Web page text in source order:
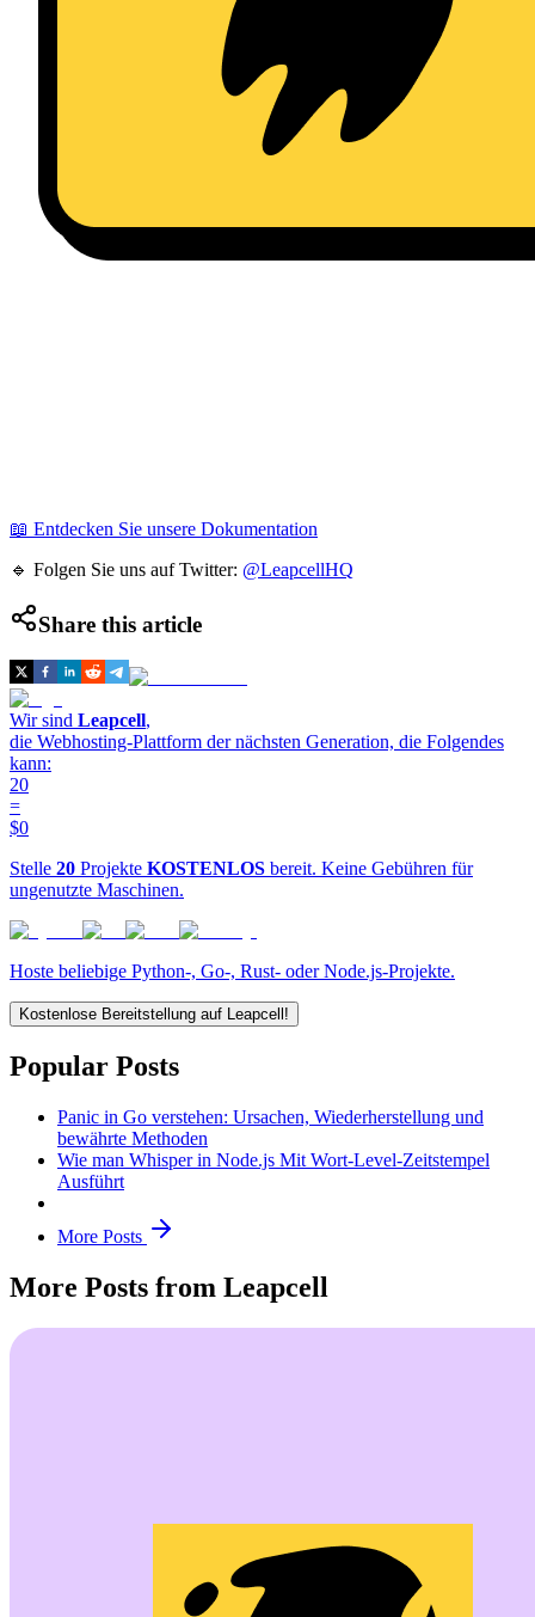
📖 Entdecken Sie unsere Dokumentation
🔹 Folgen Sie uns auf Twitter: @LeapcellHQ
Share this article
Wir sind Leapcell,
die Webhosting-Plattform der nächsten Generation, die Folgendes
kann:
20
=
$0
Stelle 20 Projekte KOSTENLOS bereit. Keine Gebühren für
ungenutzte Maschinen.
Hoste beliebige Python-, Go-, Rust- oder Node.js-Projekte.
Kostenlose Bereitstellung auf Leapcell!
Popular Posts
Panic in Go verstehen: Ursachen, Wiederherstellung und
bewährte Methoden
Wie man Whisper in Node.js Mit Wort-Level-Zeitstempel
Ausführt
More Posts
More Posts from Leapcell